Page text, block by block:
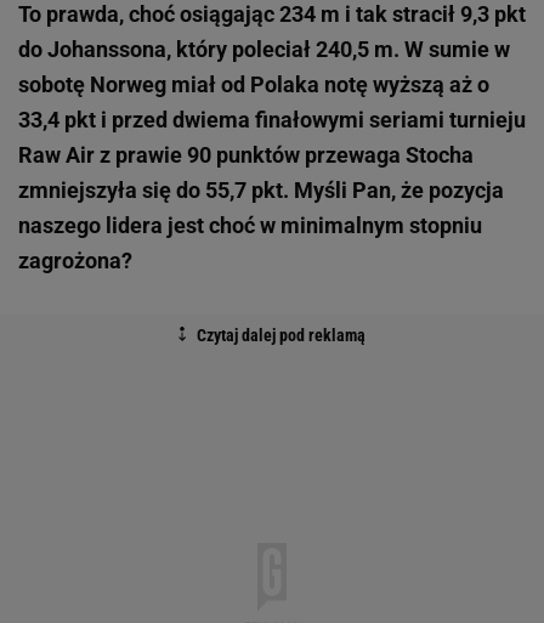
To prawda, choć osiągając 234 m i tak stracił 9,3 pkt
do Johanssona, który poleciał 240,5 m. W sumie w
sobotę Norweg miał od Polaka notę wyższą aż o
33,4 pkt i przed dwiema finałowymi seriami turnieju
Raw Air z prawie 90 punktów przewaga Stocha
zmniejszyła się do 55,7 pkt. Myśli Pan, że pozycja
naszego lidera jest choć w minimalnym stopniu
zagrożona?